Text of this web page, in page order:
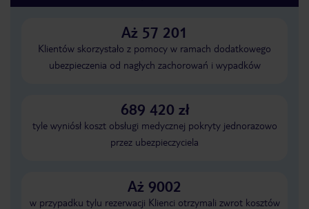
Aż 57 201
Klientów skorzystało z pomocy w ramach dodatkowego
ubezpieczenia od nagłych zachorowań i wypadków
689 420 zł
tyle wyniósł koszt obsługi medycznej pokryty jednorazowo
przez ubezpieczyciela
Aż 9002
w przypadku tylu rezerwacji Klienci otrzymali zwrot kosztów